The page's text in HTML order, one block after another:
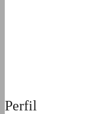
Perfil